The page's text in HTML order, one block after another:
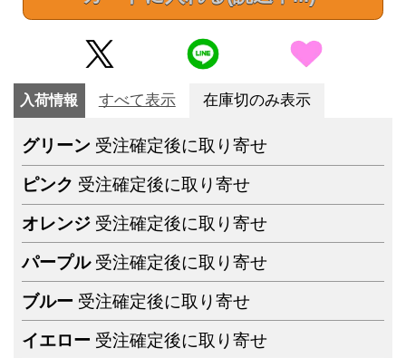
入荷情報 すべて表示 在庫切のみ表示
グリーン 受注確定後に取り寄せ
ピンク 受注確定後に取り寄せ
オレンジ 受注確定後に取り寄せ
パープル 受注確定後に取り寄せ
ブルー 受注確定後に取り寄せ
イエロー 受注確定後に取り寄せ